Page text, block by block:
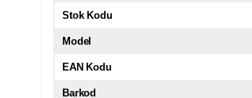
Stok Kodu
Model
EAN Kodu
Barkod